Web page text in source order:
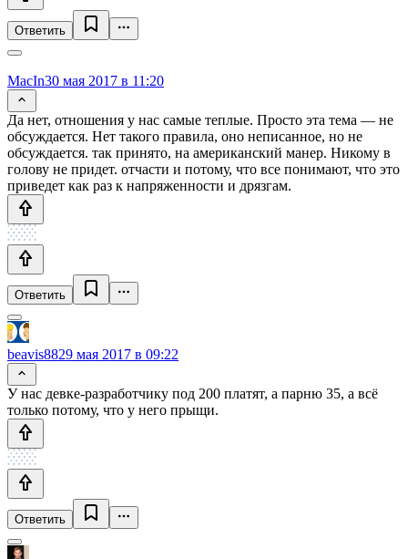
Ответить
MacIn30 мая 2017 в 11:20
Да нет, отношения у нас самые теплые. Просто эта тема — не
обсуждается. Нет такого правила, оно неписанное, но не
обсуждается. так принято, на американский манер. Никому в
голову не придет. отчасти и потому, что все понимают, что это
приведет как раз к напряженности и дрязгам.
Ответить
beavis8829 мая 2017 в 09:22
У нас девке-разработчику под 200 платят, а парню 35, а всё
только потому, что у него прыщи.
Ответить